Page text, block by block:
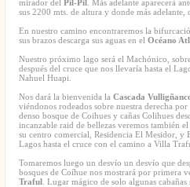
mirador del Pil-Pil . Más adelante aparecerá
sus 2200 mts. de altura y donde más
En nuestro camino encontraremos la
sus brazos descarga sus aguas en el Océano
Nuestro próximo lago será el Machónico,
después del cruce que nos llevaría hasta el
Nahuel Huapi.
Nos dará la bienvenida la Cascada
viéndonos rodeados sobre nuestra derecha
denso bosque de Coihues y cañas Colihues
incanzable raid de bellezas veremos también el
su centro comercial, Residencia El Mesidor, y
Lagos hasta el cruce con el camino a Villa
Tomaremos luego un desvío un desvío que
bosques de Coíhue nos mostrará por primera
Traful . Lugar mágico de solo algunas